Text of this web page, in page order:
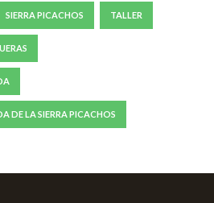
SIERRA PICACHOS TALLER
DE LA SIERRA PICACHOS